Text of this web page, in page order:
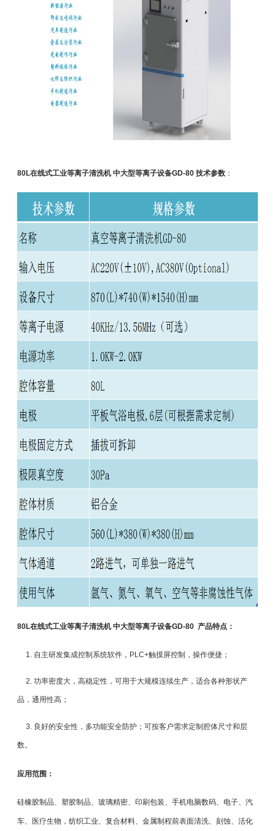
80L在线式工业等离子清洗机 中大型等离子设备GD-80 技术参数：
80L在线式工业等离子清洗机 中大型等离子设备GD-80 产品特点：
1. 自主研发集成控制系统软件，PLC+触摸屏控制，操作便捷；
2. 功率密度大，高稳定性，可用于大规模连续生产，适合各种形状产
品，通用性高；
3. 良好的安全性，多功能安全防护；可按客户需求定制腔体尺寸和层
数。
应用范围：
硅橡胶制品、塑胶制品、玻璃精密、印刷包装、手机电脑数码、电子、汽
车、医疗生物，纺织工业、复合材料、金属制程前表面清洗、刻蚀、活化